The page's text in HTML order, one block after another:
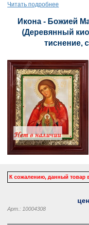
Читать подробнее
Икона - Божией
(Деревянный
тиснение,
К сожалению, данный товар
Арт.: 10004308